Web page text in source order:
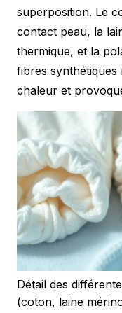
superposition. Le
contact peau, la
thermique, et la
fibres
chaleur et
Détail des
(coton, laine